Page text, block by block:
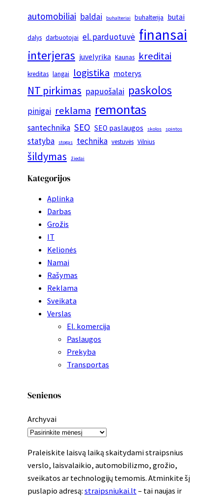
automobiliai baldai buhalteriai buhalterija butai
dalys darbuotojai el. parduotuvė finansai
interjeras juvelyrika Kaunas kreditai
kreditas langai logistika moterys
NT pirkimas papuošalai paskolos
pinigai reklama remontas
santechnika SEO SEO paslaugos skolos spintos
statyba stogas technika vestuvės Vilnius
šildymas žiedai
Kategorijos
Aplinka
Darbas
Grožis
IT
Kelionės
Namai
Rašymas
Reklama
Sveikata
Verslas
El. komercija
Paslaugos
Prekyba
Transportas
Senienos
Archyvai
Praleiskite laisvą laiką skaitydami straipsnius
verslo, laisvalaikio, automobilizmo, grožio,
sveikatos ar technologijų temomis. Atminkite šį
puslapio adresą: straipsniukai.lt – tai naujas ir